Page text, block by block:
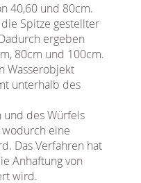
40,60 und 80cm.
Spitze gestellter
ergeben
80cm und 100cm.
Wasserobjekt
unterhalb des
und des Würfels
eine
Das Verfahren hat
Anhaftung von
wird.